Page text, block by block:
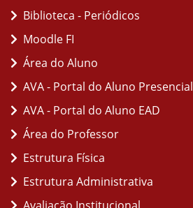
Biblioteca - Periódicos
Moodle FI
Área do Aluno
AVA - Portal do Aluno Presencial
AVA - Portal do Aluno EAD
Área do Professor
Estrutura Física
Estrutura Administrativa